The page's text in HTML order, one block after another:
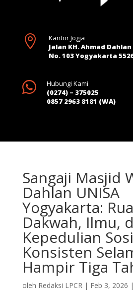

Kantor Jogja
Jalan KH. Ahmad Dahlan
No. 103 Yogyakarta

Hubungi Kami
(0274) – 375025
0857 2963 8181 (WA)
Sangaji Masjid
Dahlan UNISA
Yogyakarta:
Dakwah, Ilmu,
Kepedulian
Konsisten
Hampir Tiga
oleh Redaksi LPCR| Feb 3, 2026 |